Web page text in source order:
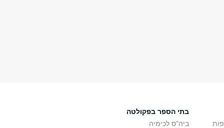
בתי הספר בפקולטה
ביה"ס לכימיה